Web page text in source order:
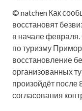
© natchen Как
восстановят
в начале февраля.
по туризму
восстановление
организованных
произойдёт
согласования